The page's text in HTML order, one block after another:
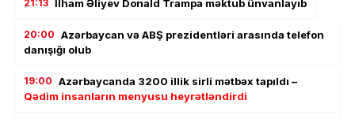
21:13 İlham Əliyev Donald Trampa məktub ünvanlayıb
20:00 Azərbaycan və ABŞ prezidentləri arasında telefon
danışığı olub
19:00 Azərbaycanda 3200 illik sirli mətbəx tapıldı –
Qədim insanların menyusu heyrətləndirdi